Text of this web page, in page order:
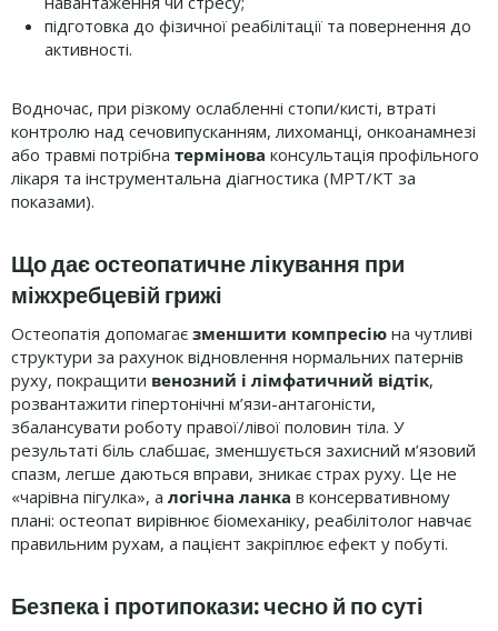
підготовка до фізичної реабілітації та повернення до
активності.
Водночас, при різкому ослабленні стопи/кисті, втраті
контролю над сечовипусканням, лихоманці, онкоанамнезі
або травмі потрібна термінова консультація профільного
лікаря та інструментальна діагностика (МРТ/КТ за
показами).
Що дає остеопатичне лікування при
міжхребцевій грижі
Остеопатія допомагає зменшити компресію на чутливі
структури за рахунок відновлення нормальних патернів
руху, покращити венозний і лімфатичний відтік,
розвантажити гіпертонічні м’язи-антагоністи,
збалансувати роботу правої/лівої половин тіла. У
результаті біль слабшає, зменшується захисний м’язовий
спазм, легше даються вправи, зникає страх руху. Це не
«чарівна пігулка», а логічна ланка в консервативному
плані: остеопат вирівнює біомеханіку, реабілітолог навчає
правильним рухам, а пацієнт закріплює ефект у побуті.
Безпека і протипокази: чесно й по суті